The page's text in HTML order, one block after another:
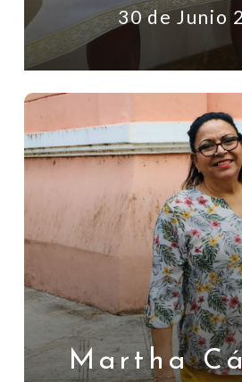
30 de Junio
Martha